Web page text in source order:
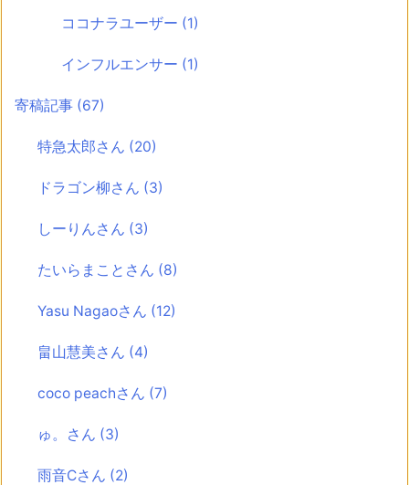
ココナラユーザー (1)
インフルエンサー (1)
寄稿記事 (67)
特急太郎さん (20)
ドラゴン柳さん (3)
しーりんさん (3)
たいらまことさん (8)
Yasu Nagaoさん (12)
畠山慧美さん (4)
coco peachさん (7)
ゅ。さん (3)
雨音Cさん (2)